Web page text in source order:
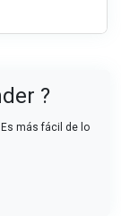
?
más fácil de lo